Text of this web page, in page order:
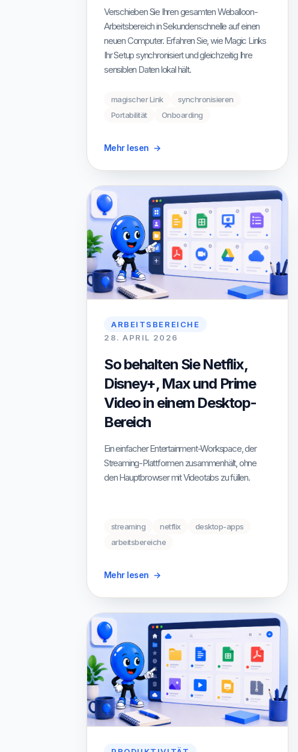
Verschieben Sie Ihren gesamten Weballoon-
Arbeitsbereich in Sekundenschnelle auf einen
neuen Computer. Erfahren Sie, wie Magic Links
Ihr Setup synchronisiert und gleichzeitig Ihre
sensiblen Daten lokal hält.
magischer Link
synchronisieren
Portabilität
Onboarding
Mehr lesen →
ARBEITSBEREICHE
28. APRIL 2026
So behalten Sie Netflix,
Disney+, Max und Prime
Video in einem Desktop-
Bereich
Ein einfacher Entertainment-Workspace, der
Streaming-Plattformen zusammenhält, ohne
den Hauptbrowser mit Videotabs zu füllen.
streaming netflix
desktop-apps
arbeitsbereiche
Mehr lesen →